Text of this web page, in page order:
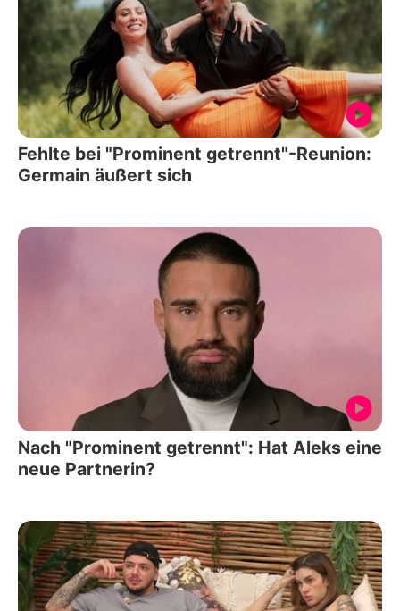
Fehlte bei "Prominent getrennt"-Reunion:
Germain äußert sich
Nach "Prominent getrennt": Hat Aleks eine
neue Partnerin?